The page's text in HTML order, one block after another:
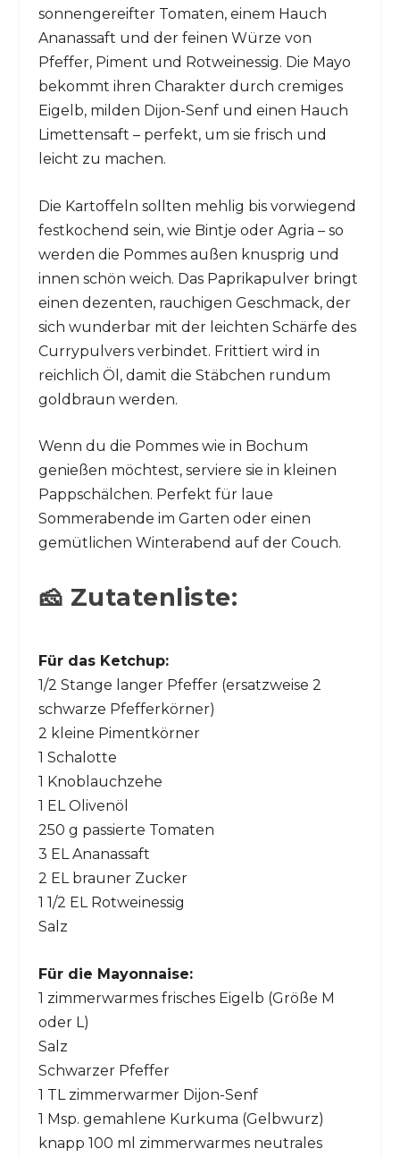
sonnengereifter Tomaten, einem Hauch
Ananassaft und der feinen Würze von
Pfeffer, Piment und Rotweinessig. Die Mayo
bekommt ihren Charakter durch cremiges
Eigelb, milden Dijon-Senf und einen Hauch
Limettensaft – perfekt, um sie frisch und
leicht zu machen.
Die Kartoffeln sollten mehlig bis vorwiegend
festkochend sein, wie Bintje oder Agria – so
werden die Pommes außen knusprig und
innen schön weich. Das Paprikapulver bringt
einen dezenten, rauchigen Geschmack, der
sich wunderbar mit der leichten Schärfe des
Currypulvers verbindet. Frittiert wird in
reichlich Öl, damit die Stäbchen rundum
goldbraun werden.
Wenn du die Pommes wie in Bochum
genießen möchtest, serviere sie in kleinen
Pappschälchen. Perfekt für laue
Sommerabende im Garten oder einen
gemütlichen Winterabend auf der Couch.
🧀 Zutatenliste:
Für das Ketchup:
1/2 Stange langer Pfeffer (ersatzweise 2
schwarze Pfefferkörner)
2 kleine Pimentkörner
1 Schalotte
1 Knoblauchzehe
1 EL Olivenöl
250 g passierte Tomaten
3 EL Ananassaft
2 EL brauner Zucker
1 1/2 EL Rotweinessig
Salz
Für die Mayonnaise:
1 zimmerwarmes frisches Eigelb (Größe M
oder L)
Salz
Schwarzer Pfeffer
1 TL zimmerwarmer Dijon-Senf
1 Msp. gemahlene Kurkuma (Gelbwurz)
knapp 100 ml zimmerwarmes neutrales